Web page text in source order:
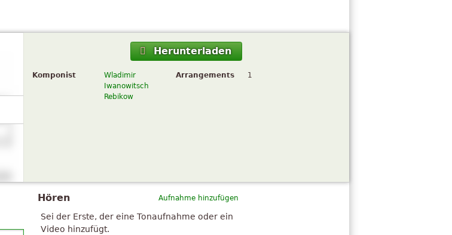
Herunterladen
Komponist
Wladimir
Iwanowitsch
Rebikow
Arrangements 1
Aufnahme hinzufügen
Hören
Sei der Erste, der eine Tonaufnahme oder ein
Video hinzufügt.